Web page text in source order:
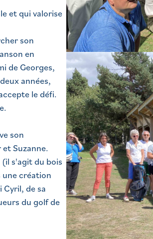
et qui valorise
son
en
de Georges,
années,
le défi.
son
Suzanne.
s'agit du bois
une création
Cyril, de sa
du golf de